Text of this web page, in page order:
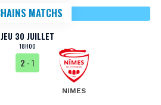
MATCHS
JEU 30 JUILLET
18H00
2 - 1
NIMES